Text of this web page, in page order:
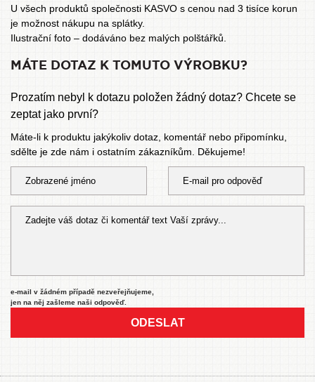
U všech produktů společnosti KASVO s cenou nad 3 tisíce korun
je možnost nákupu na splátky.
Ilustrační foto – dodáváno bez malých polštářků.
MÁTE DOTAZ K TOMUTO VÝROBKU?
Prozatím nebyl k dotazu položen žádný dotaz? Chcete se
zeptat jako první?
Máte-li k produktu jakýkoliv dotaz, komentář nebo připomínku,
sdělte je zde nám i ostatním zákazníkům. Děkujeme!
e-mail v žádném případě nezveřejňujeme,
jen na něj zašleme naši odpověď.
ODESLAT